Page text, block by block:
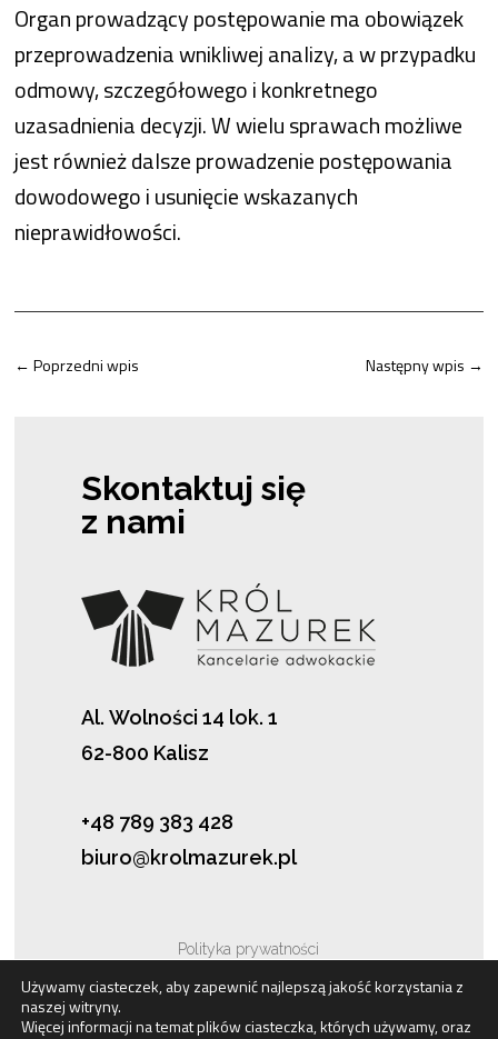
Organ prowadzący postępowanie ma obowiązek
przeprowadzenia wnikliwej analizy, a w przypadku
odmowy, szczegółowego i konkretnego
uzasadnienia decyzji. W wielu sprawach możliwe
jest również dalsze prowadzenie postępowania
dowodowego i usunięcie wskazanych
nieprawidłowości.
←Poprzedni wpis Następny wpis →
Skontaktuj się
z nami
Al. Wolności 14 lok. 1
62-800 Kalisz
+48 789 383 428
biuro@krolmazurek.pl
Polityka prywatności
Pliki cookies
Używamy ciasteczek, aby zapewnić najlepszą jakość korzystania z
naszej witryny.
Więcej informacji na temat plików ciasteczka, których używamy, oraz